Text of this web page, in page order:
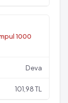
1000
Deva
101,98 TL